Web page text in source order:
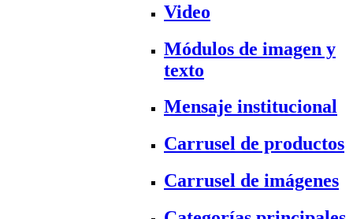
Video
Módulos de imagen y
texto
Mensaje institucional
Carrusel de productos
Carrusel de imágenes